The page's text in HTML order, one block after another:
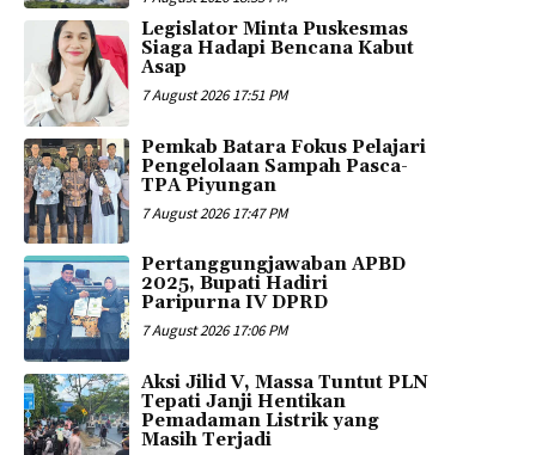
Legislator Minta Puskesmas
Siaga Hadapi Bencana Kabut
Asap
7 August 2026 17:51 PM
Pemkab Batara Fokus Pelajari
Pengelolaan Sampah Pasca-
TPA Piyungan
7 August 2026 17:47 PM
Pertanggungjawaban APBD
2025, Bupati Hadiri
Paripurna IV DPRD
7 August 2026 17:06 PM
Aksi Jilid V, Massa Tuntut PLN
Tepati Janji Hentikan
Pemadaman Listrik yang
Masih Terjadi